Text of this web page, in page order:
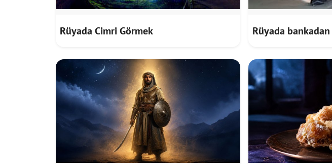
Rüyada Cimri Görmek Rüyada